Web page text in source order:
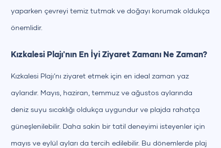
yaparken çevreyi temiz tutmak ve doğayı korumak oldukça
önemlidir.
Kızkalesi Plajı'nın En İyi Ziyaret Zamanı Ne Zaman?
Kızkalesi Plajı’nı ziyaret etmek için en ideal zaman yaz
aylarıdır. Mayıs, haziran, temmuz ve ağustos aylarında
deniz suyu sıcaklığı oldukça uygundur ve plajda rahatça
güneşlenilebilir. Daha sakin bir tatil deneyimi isteyenler için
mayıs ve eylül ayları da tercih edilebilir. Bu dönemlerde plaj